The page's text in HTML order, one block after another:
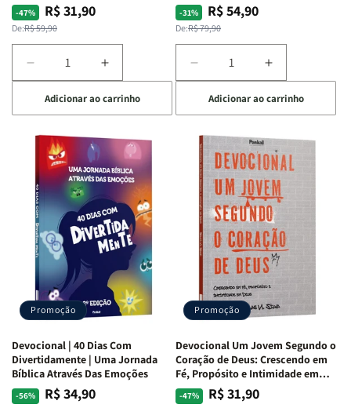
-47%
Preço
normal
De:R$ 59,90
Preço
promocional
R$ 31,90
Diminuir
a
quantidade
de
Devocional
Quarto
de
Guerra
Isabelle
S.
Alves
Aumentar
a
quantidade
de
Devocional
Quarto
de
Guerra
|
Isabelle
S.
Alves
Adicionar ao carrinho
-31%
Preço
normal
De:R$ 79,90
Preço
promocional
R$ 54,90
Diminuir
a
quantidade
de
Devocional
Café
com
Mulheres
da
Bíblia
Equipe
Teológica
Penkal
Aumentar
a
quantidade
de
Devocional
Café
com
Mulheres
da
Bíblia
|
Equipe
Teológica
Penkal
Adicionar ao carrinho
Promoção
Devocional | 40 Dias Com
Divertidamente | Uma Jornada
Bíblica Através Das Emoções
-56%
Preço
PreçoR$ 34,90
Promoção
Devocional Um Jovem Segundo o
Coração de Deus: Crescendo em
Fé, Propósito e Intimidade em
Deus
-47%
Preço
PreçoR$ 31,90